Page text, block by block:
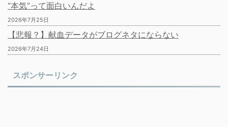
“本気”って面白いんだよ
2026年7月25日
【悲報？】献血データがブログネタにならない
2026年7月24日
スポンサーリンク